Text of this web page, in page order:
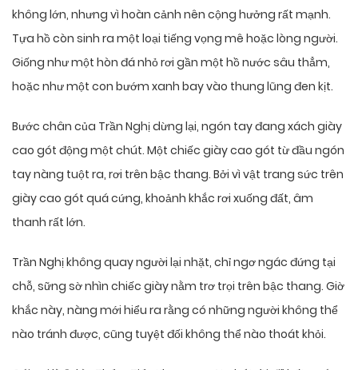
không lớn, nhưng vì hoàn cảnh nên cộng hưởng rất mạnh.
Tựa hồ còn sinh ra một loại tiếng vọng mê hoặc lòng người.
Giống như một hòn đá nhỏ rơi gần một hồ nước sâu thẳm,
hoặc như một con bướm xanh bay vào thung lũng đen kịt.
Bước chân của Trần Nghị dừng lại, ngón tay đang xách giày
cao gót động một chút. Một chiếc giày cao gót từ đầu ngón
tay nàng tuột ra, rơi trên bậc thang. Bởi vì vật trang sức trên
giày cao gót quá cứng, khoảnh khắc rơi xuống đất, âm
thanh rất lớn.
Trần Nghị không quay người lại nhặt, chỉ ngơ ngác đứng tại
chỗ, sững sờ nhìn chiếc giày nằm trơ trọi trên bậc thang. Giờ
khắc này, nàng mới hiểu ra rằng có những người không thể
nào tránh được, cũng tuyệt đối không thể nào thoát khỏi.